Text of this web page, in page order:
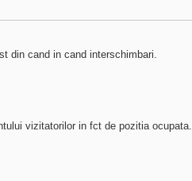
din cand in cand interschimbari.
vizitatorilor in fct de pozitia ocupata.